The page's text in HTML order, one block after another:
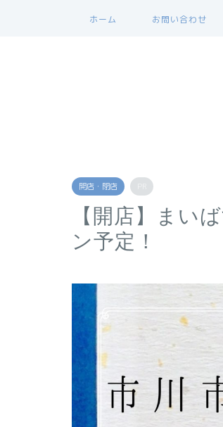
ホーム お問い合わせ
開店・閉店
【開店】まい
ン予定！